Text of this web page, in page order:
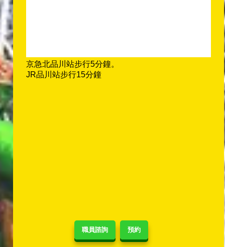
職員諮詢 預約
京急北品川站步行5分鐘。
JR品川站步行15分鐘